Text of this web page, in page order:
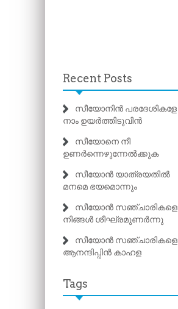
Recent Posts
സീയോനിൻ പരദേശികളേ
നാം ഉയർത്തിടുവിൻ
സീയോനെ നീ
ഉണർന്നെഴുന്നേൽക്കുക
സീയോൻ യാത്രയതിൽ
മനമെ ഭയമൊന്നും
സീയോൻ സഞ്ചാരികളെ
നിങ്ങൾ ശീഘ്രമുണർന്നു
സീയോൻ സഞ്ചാരികളെ
ആനന്ദിപ്പിൻ കാഹള
Tags